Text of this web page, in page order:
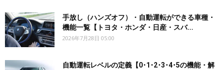
手放し（ハンズオフ）・自動運転ができる車種・
機能一覧【トヨタ・ホンダ・日産・スバ...
2026年7月28日 05:00
自動運転レベルの定義【0･1･2･3･4･5の機能・解